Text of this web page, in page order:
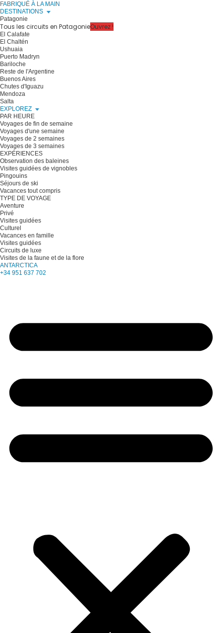
FABRIQUÉ À LA MAIN
DESTINATIONS
Patagonie
Tous les circuits en PatagonieOuvrez !
El Calafate
El Chaltén
Ushuaia
Puerto Madryn
Bariloche
Reste de l'Argentine
Buenos Aires
Chutes d'Iguazu
Mendoza
Salta
EXPLOREZ
PAR HEURE
Voyages de fin de semaine
Voyages d'une semaine
Voyages de 2 semaines
Voyages de 3 semaines
EXPÉRIENCES
Observation des baleines
Visites guidées de vignobles
Pingouins
Séjours de ski
Vacances tout compris
TYPE DE VOYAGE
Aventure
Privé
Visites guidées
Culturel
Vacances en famille
Visites guidées
Circuits de luxe
Visites de la faune et de la flore
ANTARCTICA
+34 951 637 702